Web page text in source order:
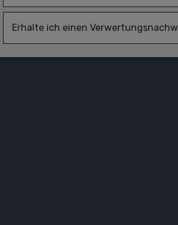
Erhalte ich einen